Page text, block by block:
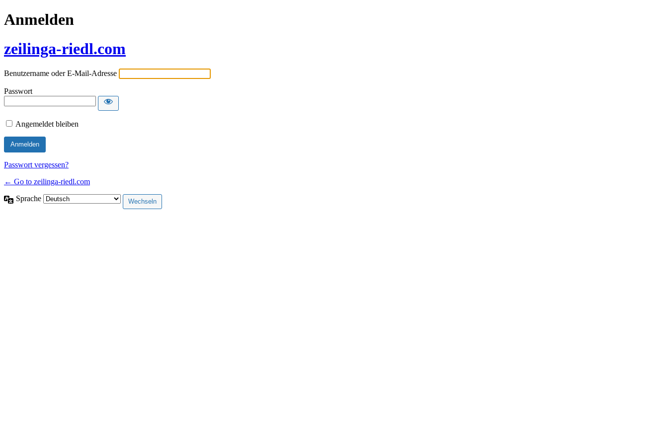
Anmelden
zeilinga-riedl.com
Benutzername oder E-Mail-Adresse
Passwort
Angemeldet bleiben
Passwort vergessen?
← Go to zeilinga-riedl.com
Sprache